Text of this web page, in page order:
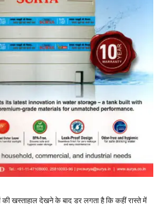
की खस्ताहाल देखने के बाद डर लगता है कि कहीं रास्ते में